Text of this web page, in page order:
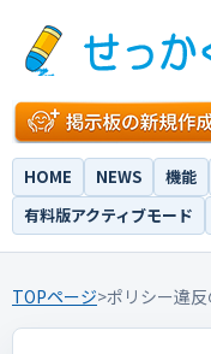
HOME NEWS 機能
有料版アクティブモード
TOPページ>ポリシー違